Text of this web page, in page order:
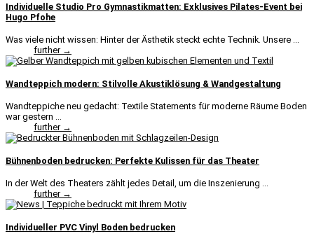
Individuelle Studio Pro Gymnastikmatten: Exklusives Pilates-Event bei
Hugo Pfohe
Was viele nicht wissen: Hinter der Ästhetik steckt echte Technik. Unsere ...
further →
Wandteppich modern: Stilvolle Akustiklösung & Wandgestaltung
Wandteppiche neu gedacht: Textile Statements für moderne Räume Boden
war gestern ...
further →
Bühnenboden bedrucken: Perfekte Kulissen für das Theater
In der Welt des Theaters zählt jedes Detail, um die Inszenierung ...
further →
Individueller PVC Vinyl Boden bedrucken